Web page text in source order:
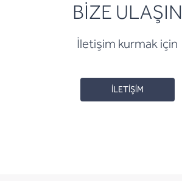
BİZE ULAŞIN
İletişim kurmak için
İLETİŞİM